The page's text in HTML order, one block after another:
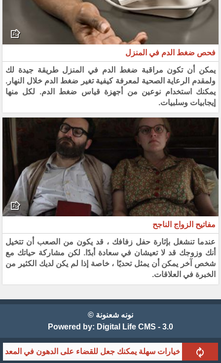
4 خيارات سهلة يمكنك جعل للقضاء على الدهون في المعدة (بدلا من ممارسة)
فحص ضغط الدم في المنزل
يمكن أن تكون مراقبة ضغط الدم في المنزل طريقة جيدة لك
ولمقدم الرعاية الصحية لمعرفة كيفية تغير ضغط الدم خلال النهار.
يمكنك استخدام نوعين من أجهزة قياس ضغط الدم. لكل منها
إيجابيات وسلبيات.
مفاتيح الزواج الناجح
عندما تنشغل بإثارة حفل زفافك ، قد يكون من الصعب أن تتخيل
أنك وزوجك قد لا تعيشان في سعادة أبدًا. لكن مشاركة حياتك مع
شخص آخر يمكن أن يمثل تحديًا ، خاصة إذا لم يكن لديك الكثير من
الخبرة في العلاقات.
نونه شعنونة ©
Powered by: Digital Life CMS - 3.0